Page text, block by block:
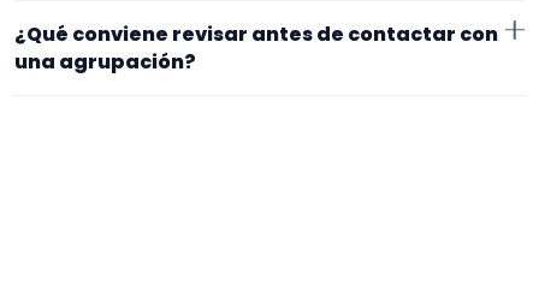
exacto, horarios y posibles gastos.
Empieza por el tipo de evento y la zona. Si ya sabes el
formato que te encaja, usa el filtro de tipo de
agrupación para quedarte con opciones más
¿Qué conviene revisar antes de contactar con
una agrupación?